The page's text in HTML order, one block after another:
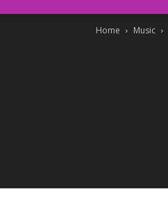
Home Music